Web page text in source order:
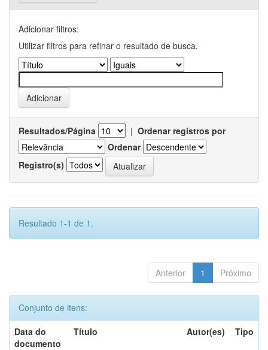
Adicionar filtros:
Utilizar filtros para refinar o resultado de busca.
Resultados/Página | Ordenar registros por
Ordenar
Registro(s)
Resultado 1-1 de 1.
Anterior 1 Próximo
Conjunto de itens:
Data do
documento
Título Autor(es) Tipo